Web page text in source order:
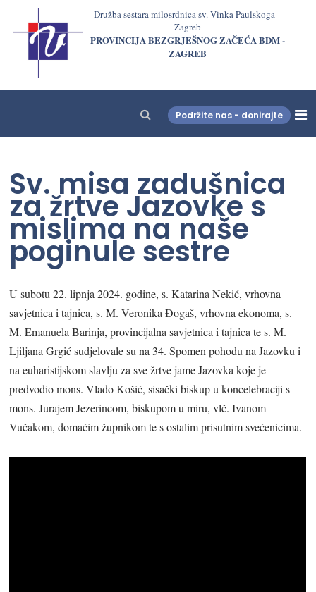
Družba sestara milosrdnica sv. Vinka Paulskoga –
Zagreb
PROVINCIJA BEZGRJEŠNOG ZAČEĆA BDM -
ZAGREB
Podržite nas - donirajte
Sv. misa zadušnica
za žrtve Jazovke s
mislima na naše
poginule sestre
U subotu 22. lipnja 2024. godine, s. Katarina Nekić, vrhovna
savjetnica i tajnica, s. M. Veronika Đogaš, vrhovna ekonoma, s.
M. Emanuela Barinja, provincijalna savjetnica i tajnica te s. M.
Ljiljana Grgić sudjelovale su na 34. Spomen pohodu na Jazovku i
na euharistijskom slavlju za sve žrtve jame Jazovka koje je
predvodio mons. Vlado Košić, sisački biskup u koncelebraciji s
mons. Jurajem Jezerincom, biskupom u miru, vlč. Ivanom
Vučakom, domaćim župnikom te s ostalim prisutnim svećenicima.